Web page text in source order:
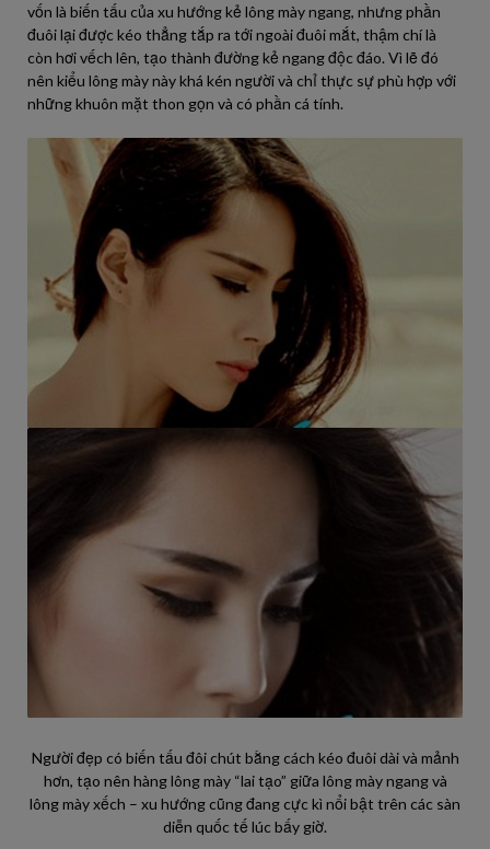
vốn là biến tấu của xu hướng kẻ lông mày ngang, nhưng phần
đuôi lại được kéo thẳng tắp ra tới ngoài đuôi mắt, thậm chí là
còn hơi vếch lên, tạo thành đường kẻ ngang độc đáo. Vì lẽ đó
nên kiểu lông mày này khá kén người và chỉ thực sự phù hợp với
những khuôn mặt thon gọn và có phần cá tính.
Người đẹp có biến tấu đôi chút bằng cách kéo đuôi dài và mảnh
hơn, tạo nên hàng lông mày “lai tạo” giữa lông mày ngang và
lông mày xếch – xu hướng cũng đang cực kì nổi bật trên các sàn
diễn quốc tế lúc bấy giờ.